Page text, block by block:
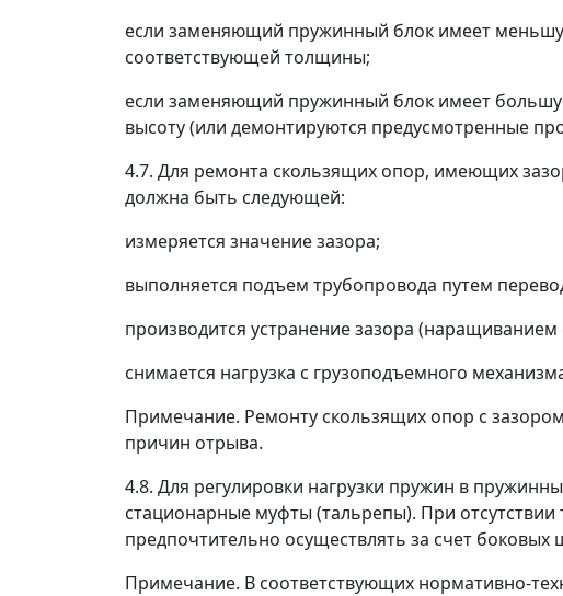
если заменяющий пружинный блок имеет
соответствующей толщины;
если заменяющий пружинный блок имеет
высоту (или демонтируются предусмотренные
4.7. Для ремонта скользящих опор, имеющих
должна быть следующей:
измеряется значение зазора;
выполняется подъем трубопровода путем
производится устранение зазора
снимается нагрузка с грузоподъемного
Примечание. Ремонту скользящих опор с
причин отрыва.
4.8. Для регулировки нагрузки пружин в
стационарные муфты (тальрепы). При
предпочтительно осуществлять за счет
Примечание. В соответствующих нормативно-